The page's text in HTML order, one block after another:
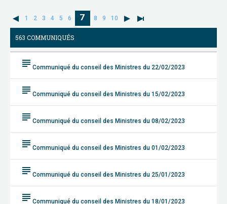
1 2 3 4 5 6 7 8 9 10
563 COMMUNIQUÉS
subject Communiqué du conseil des Ministres du 22/02/2023
subject Communiqué du conseil des Ministres du 15/02/2023
subject Communiqué du conseil des Ministres du 08/02/2023
subject Communiqué du conseil des Ministres du 01/02/2023
subject Communiqué du conseil des Ministres du 25/01/2023
subject Communiqué du conseil des Ministres du 18/01/2023